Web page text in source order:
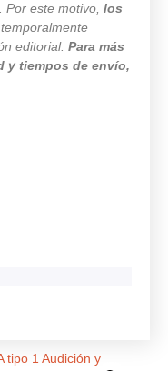
Por este motivo, los
editorial. Para más
y tiempos de envío,